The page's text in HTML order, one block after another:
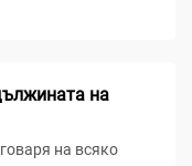
на
на всяко